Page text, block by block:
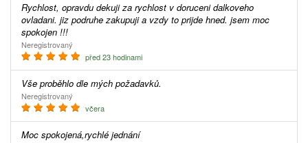
Rychlost, opravdu dekuji za rychlost v doruceni dalkoveho
ovladani. jiz podruhe zakupuji a vzdy to prijde hned. jsem moc
spokojen !!!
Neregistrovaný
před 23 hodinami
Vše proběhlo dle mých požadavků.
Neregistrovaný
včera
Moc spokojená,rychlé jednání